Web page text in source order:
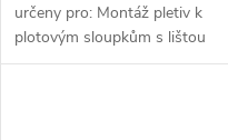
určeny pro: Montáž pletiv k
plotovým sloupkům s lištou
(nosem) při stavbě drátěného...